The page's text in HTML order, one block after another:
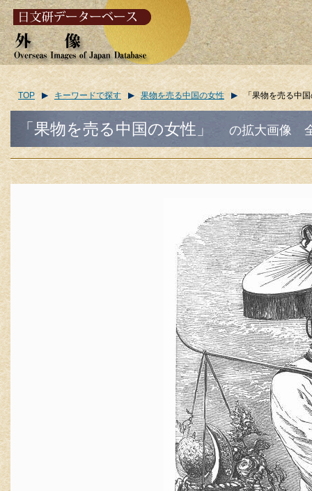
TOP キーワードで探す 果物を売る中国の女性 「果物を売る中
「果物を売る中国の女性」 の拡大画像